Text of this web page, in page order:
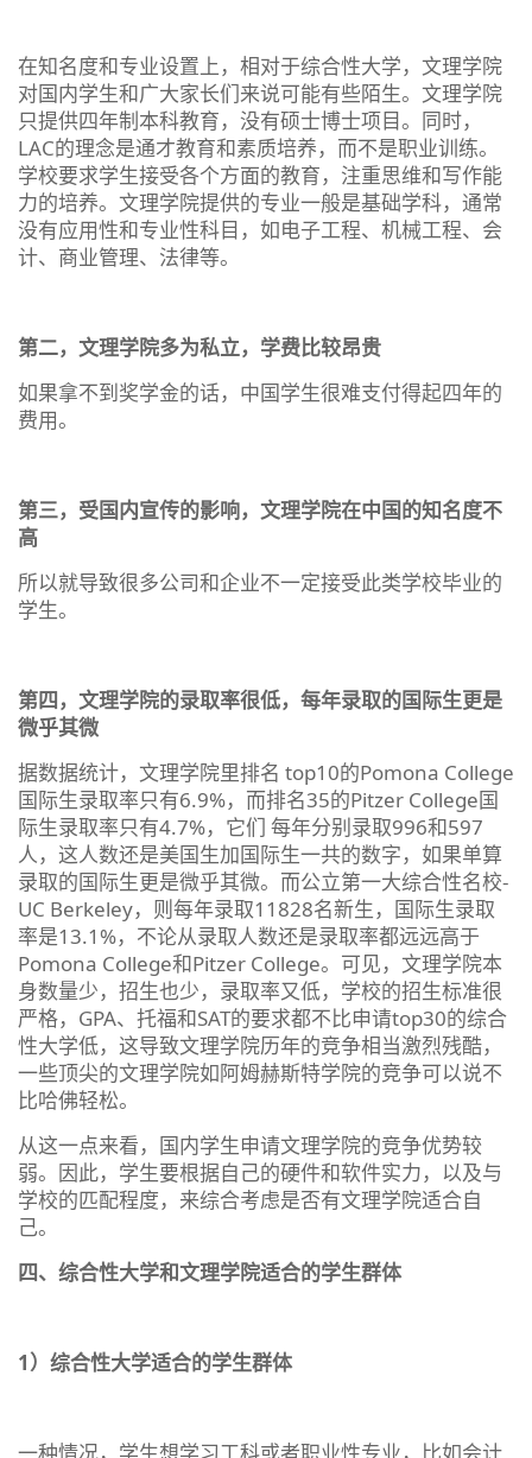
在知名度和专业设置上，相对于综合性大学，文理学院
对国内学生和广大家长们来说可能有些陌生。文理学院
只提供四年制本科教育，没有硕士博士项目。同时，
LAC的理念是通才教育和素质培养，而不是职业训练。
学校要求学生接受各个方面的教育，注重思维和写作能
力的培养。文理学院提供的专业一般是基础学科，通常
没有应用性和专业性科目，如电子工程、机械工程、会
计、商业管理、法律等。
第二，文理学院多为私立，学费比较昂贵
如果拿不到奖学金的话，中国学生很难支付得起四年的
费用。
第三，受国内宣传的影响，文理学院在中国的知名度不
高
所以就导致很多公司和企业不一定接受此类学校毕业的
学生。
第四，文理学院的录取率很低，每年录取的国际生更是
微乎其微
据数据统计，文理学院里排名 top10的Pomona College
国际生录取率只有6.9%，而排名35的Pitzer College国
际生录取率只有4.7%，它们 每年分别录取996和597
人，这人数还是美国生加国际生一共的数字，如果单算
录取的国际生更是微乎其微。而公立第一大综合性名校-
UC Berkeley，则每年录取11828名新生，国际生录取
率是13.1%，不论从录取人数还是录取率都远远高于
Pomona College和Pitzer College。可见，文理学院本
身数量少，招生也少，录取率又低，学校的招生标准很
严格，GPA、托福和SAT的要求都不比申请top30的综合
性大学低，这导致文理学院历年的竞争相当激烈残酷，
一些顶尖的文理学院如阿姆赫斯特学院的竞争可以说不
比哈佛轻松。
从这一点来看，国内学生申请文理学院的竞争优势较
弱。因此，学生要根据自己的硬件和软件实力，以及与
学校的匹配程度，来综合考虑是否有文理学院适合自
己。
四、综合性大学和文理学院适合的学生群体
1）综合性大学适合的学生群体
一种情况，学生想学习工科或者职业性专业，比如会计